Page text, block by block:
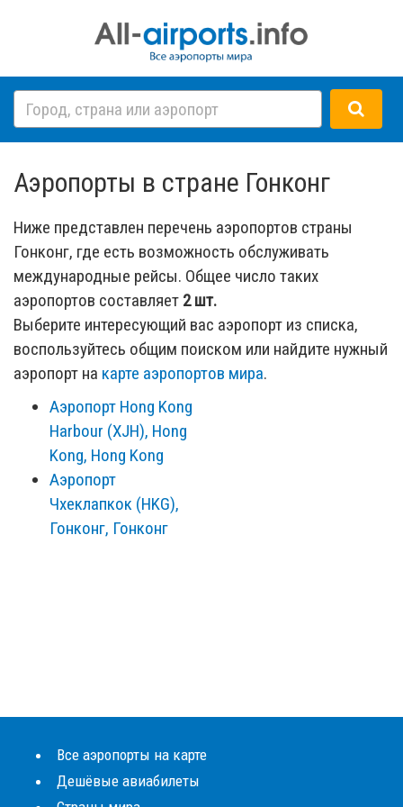
Аэропорты в стране Гонконг
Ниже представлен перечень аэропортов страны
Гонконг, где есть возможность обслуживать
международные рейсы. Общее число таких
аэропортов составляет 2 шт.
Выберите интересующий вас аэропорт из списка,
воспользуйтесь общим поиском или найдите нужный
аэропорт на карте аэропортов мира.
Аэропорт Hong Kong
Harbour (XJH), Hong
Kong, Hong Kong
Аэропорт
Чхеклапкок (HKG),
Гонконг, Гонконг
Все аэропорты на карте
Дешёвые авиабилеты